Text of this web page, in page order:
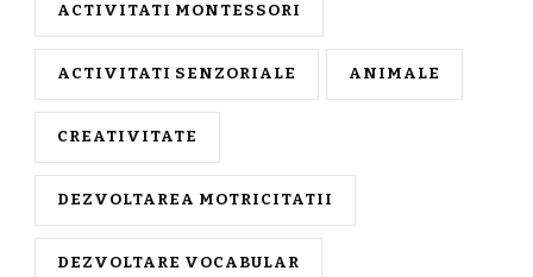
ACTIVITATI MONTESSORI
ACTIVITATI SENZORIALE ANIMALE
CREATIVITATE
DEZVOLTAREA MOTRICITATII
DEZVOLTARE VOCABULAR